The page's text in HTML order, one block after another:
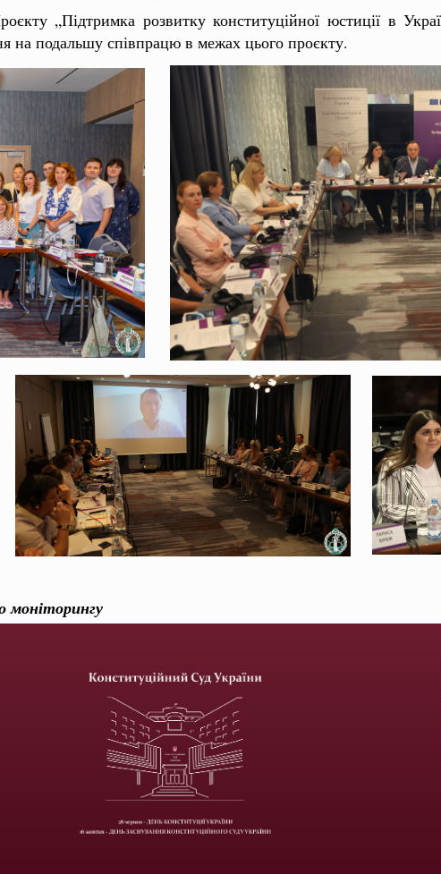
„Підтримка розвитку конституційної юстиції в
на подальшу співпрацю в межах цього проєкту.
моніторингу